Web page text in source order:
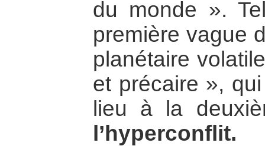
du monde ».
première vague
planétaire
et précaire »,
lieu à la
l’hyperconflit.